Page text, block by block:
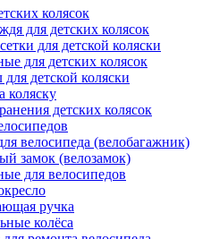
колясок
для детских колясок
для детской коляски
для детских колясок
детской коляски
коляску
детских колясок
велосипеда (велобагажник)
замок (велозамок)
для велосипедов
ручка
колёса